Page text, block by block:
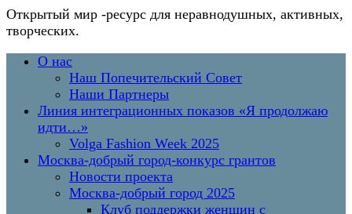
Открытый мир -ресурс для неравнодушных, активных,
творческих.
Перейти
содержимому
Основное
О нас
Наш Попечительский Совет
Наши Партнеры
Линия интеграционных показов «Я продолжаю
идти…»
Volga Fashion Week 2025
Москва-добрый город-конкурс грантов
Новости проекта
Москва-добрый город 2025
Клуб поддержки женщин с